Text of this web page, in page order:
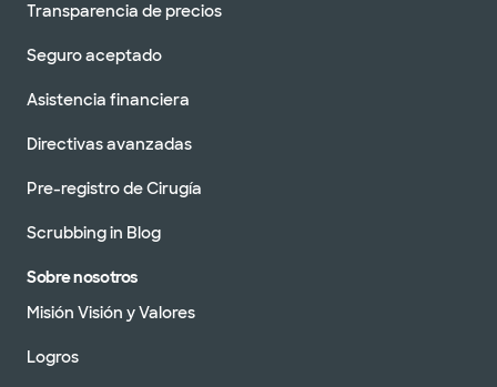
Transparencia de precios
Seguro aceptado
Asistencia financiera
Directivas avanzadas
Pre-registro de Cirugía
Scrubbing in Blog
Sobre nosotros
Misión Visión y Valores
Logros